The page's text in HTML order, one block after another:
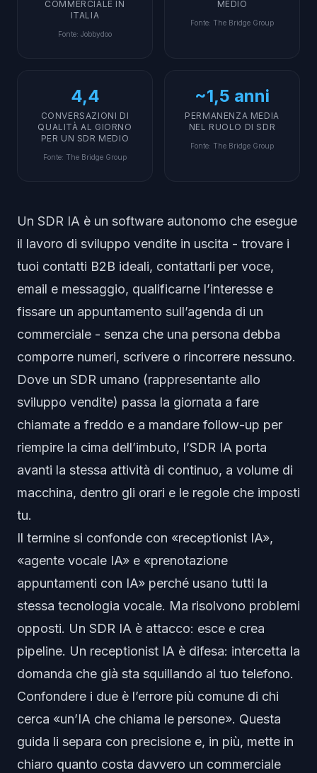
COMMERCIALE IN
ITALIA
Fonte: Jobbydoo
MEDIO
Fonte: The Bridge Group
4,4
CONVERSAZIONI DI
QUALITÀ AL GIORNO
PER UN SDR MEDIO
Fonte: The Bridge Group
~1,5 anni
PERMANENZA MEDIA
NEL RUOLO DI SDR
Fonte: The Bridge Group
Un SDR IA è un software autonomo che esegue
il lavoro di sviluppo vendite in uscita - trovare i
tuoi contatti B2B ideali, contattarli per voce,
email e messaggio, qualificarne l’interesse e
fissare un appuntamento sull’agenda di un
commerciale - senza che una persona debba
comporre numeri, scrivere o rincorrere nessuno.
Dove un SDR umano (rappresentante allo
sviluppo vendite) passa la giornata a fare
chiamate a freddo e a mandare follow-up per
riempire la cima dell’imbuto, l’SDR IA porta
avanti la stessa attività di continuo, a volume di
macchina, dentro gli orari e le regole che imposti
tu.
Il termine si confonde con «receptionist IA»,
«agente vocale IA» e «prenotazione
appuntamenti con IA» perché usano tutti la
stessa tecnologia vocale. Ma risolvono problemi
opposti. Un SDR IA è attacco: esce e crea
pipeline. Un receptionist IA è difesa: intercetta la
domanda che già sta squillando al tuo telefono.
Confondere i due è l’errore più comune di chi
cerca «un’IA che chiama le persone». Questa
guida li separa con precisione e, in più, mette in
chiaro quanto costa davvero un commerciale